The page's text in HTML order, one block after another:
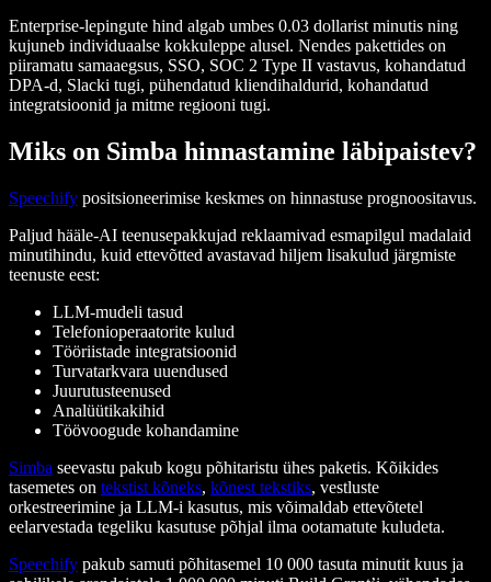
Enterprise-lepingute hind algab umbes 0.03 dollarist minutis ning
kujuneb individuaalse kokkuleppe alusel. Nendes pakettides on
piiramatu samaaegsus, SSO, SOC 2 Type II vastavus, kohandatud
DPA-d, Slacki tugi, pühendatud kliendihaldurid, kohandatud
integratsioonid ja mitme regiooni tugi.
Miks on Simba hinnastamine läbipaistev?
Speechify positsioneerimise keskmes on hinnastuse prognoositavus.
Paljud hääle-AI teenusepakkujad reklaamivad esmapilgul madalaid
minutihindu, kuid ettevõtted avastavad hiljem lisakulud järgmiste
teenuste eest:
LLM-mudeli tasud
Telefonioperaatorite kulud
Tööriistade integratsioonid
Turvatarkvara uuendused
Juurutusteenused
Analüütikakihid
Töövoogude kohandamine
Simba seevastu pakub kogu põhitaristu ühes paketis. Kõikides
tasemetes on tekstist kõneks, kõnest tekstiks, vestluste
orkestreerimine ja LLM-i kasutus, mis võimaldab ettevõtetel
eelarvestada tegeliku kasutuse põhjal ilma ootamatute kuludeta.
Speechify pakub samuti põhitasemel 10 000 tasuta minutit kuus ja